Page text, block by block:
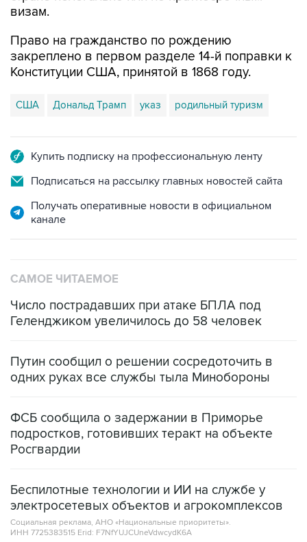
визам.
Право на гражданство по рождению
закреплено в первом разделе 14-й поправки к
Конституции США, принятой в 1868 году.
США Дональд Трамп указ родильный туризм
Купить подписку на профессиональную ленту
Подписаться на рассылку главных новостей сайта
Получать оперативные новости в официальном
канале
САМОЕ ЧИТАЕМОЕ
Число пострадавших при атаке БПЛА под
Геленджиком увеличилось до 58 человек
Путин сообщил о решении сосредоточить в
одних руках все службы тыла Минобороны
ФСБ сообщила о задержании в Приморье
подростков, готовивших теракт на объекте
Росгвардии
Беспилотные технологии и ИИ на службе у
электросетевых объектов и агрокомплексов
Социальная реклама, АНО «Национальные приоритеты».
ИНН 7725383515 Erid: F7NfYUJCUneVdwcydK6A